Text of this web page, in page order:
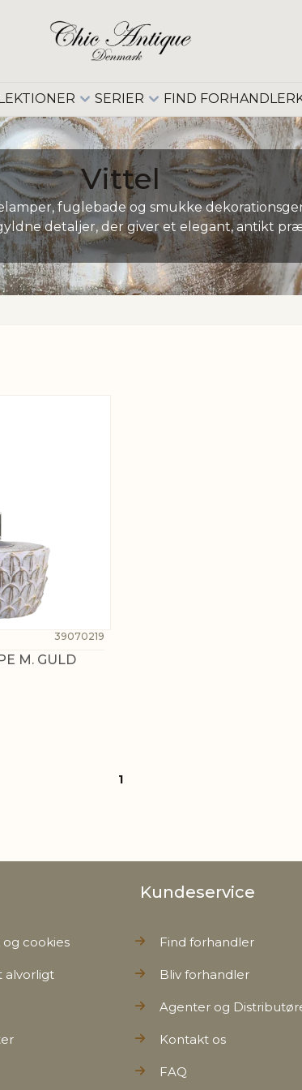
SERIER FIND FORHANDLER
Vittel
fuglebade og smukke
detaljer, der giver et elegant, antikt
39070219
M. GULD
1
og cookies
alvorligt
Kundeservice
Find forhandler
Bliv forhandler
Agenter og
Kontakt os
FAQ